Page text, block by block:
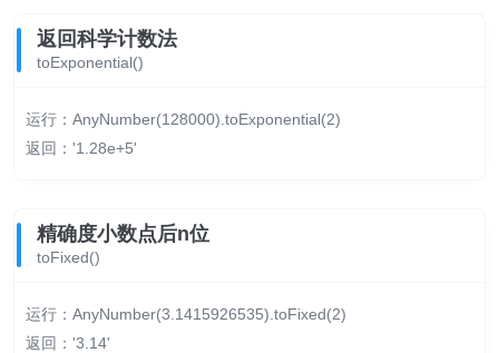
返回科学计数法
toExponential()
运行：AnyNumber(128000).toExponential(2)
返回：'1.28e+5'
精确度小数点后n位
toFixed()
运行：AnyNumber(3.1415926535).toFixed(2)
返回：'3.14'